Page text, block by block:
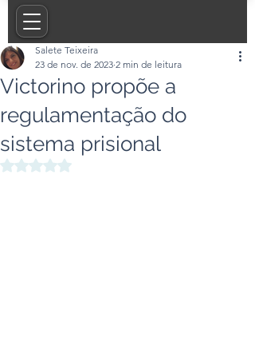
Victorino propõe a
regulamentação do
sistema prisional
Salete Teixeira
23 de nov. de 2023 2 min de leitura
Avaliado com NaN de 5 estrelas.